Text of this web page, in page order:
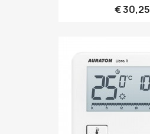
€ 30,25